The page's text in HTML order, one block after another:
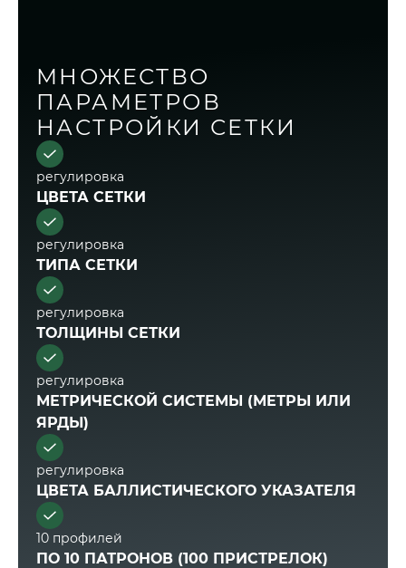
МНОЖЕСТВО
ПАРАМЕТРОВ
НАСТРОЙКИ СЕТКИ
регулировка
ЦВЕТА СЕТКИ
регулировка
ТИПА СЕТКИ
регулировка
ТОЛЩИНЫ СЕТКИ
регулировка
МЕТРИЧЕСКОЙ СИСТЕМЫ (МЕТРЫ ИЛИ
ЯРДЫ)
регулировка
ЦВЕТА БАЛЛИСТИЧЕСКОГО УКАЗАТЕЛЯ
10 профилей
ПО 10 ПАТРОНОВ (100 ПРИСТРЕЛОК)